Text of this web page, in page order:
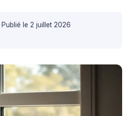
·Publié le 2 juillet 2026·